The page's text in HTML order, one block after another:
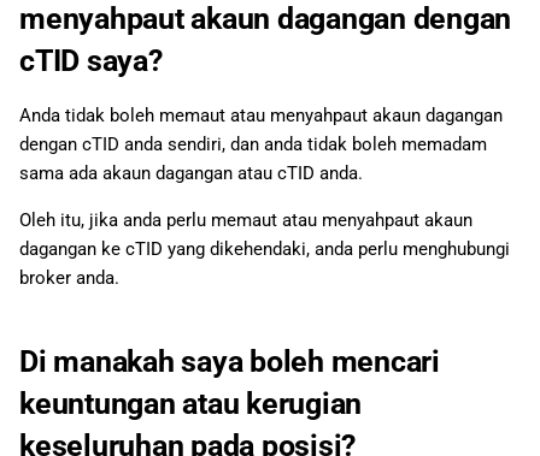
menyahpaut akaun dagangan dengan
cTID saya?
Anda tidak boleh memaut atau menyahpaut akaun dagangan
dengan cTID anda sendiri, dan anda tidak boleh memadam
sama ada akaun dagangan atau cTID anda.
Oleh itu, jika anda perlu memaut atau menyahpaut akaun
dagangan ke cTID yang dikehendaki, anda perlu menghubungi
broker anda.
Di manakah saya boleh mencari
keuntungan atau kerugian
keseluruhan pada posisi?